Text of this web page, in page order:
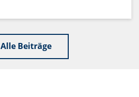
Alle Beiträge